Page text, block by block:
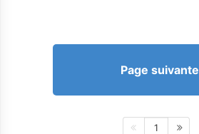
Page suivante
1